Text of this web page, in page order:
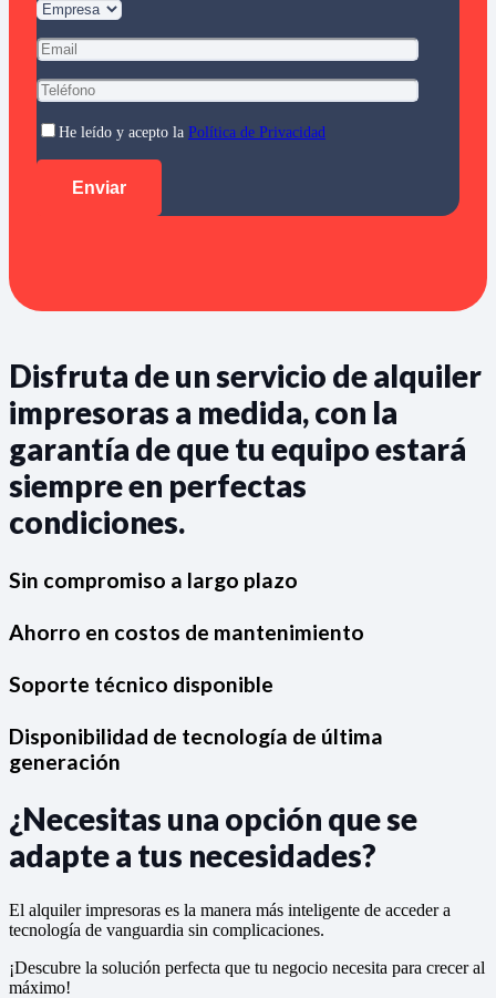
He leído y acepto la Política de Privacidad
Disfruta de un servicio de alquiler
impresoras a medida, con la
garantía de que tu equipo estará
siempre en perfectas
condiciones.
Sin compromiso a largo plazo
Ahorro en costos de mantenimiento
Soporte técnico disponible
Disponibilidad de tecnología de última
generación
¿Necesitas una opción que se
adapte a tus necesidades?
El alquiler impresoras es la manera más inteligente de acceder a
tecnología de vanguardia sin complicaciones.
¡Descubre la solución perfecta que tu negocio necesita para crecer al
máximo!